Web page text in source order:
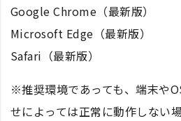
Google Chrome（最新版）
Microsoft Edge（最新版）
Safari（最新版）
※推奨環境であっても、端末や
せによっては正常に動作しない